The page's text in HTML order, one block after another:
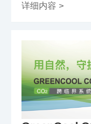
详细内容 >